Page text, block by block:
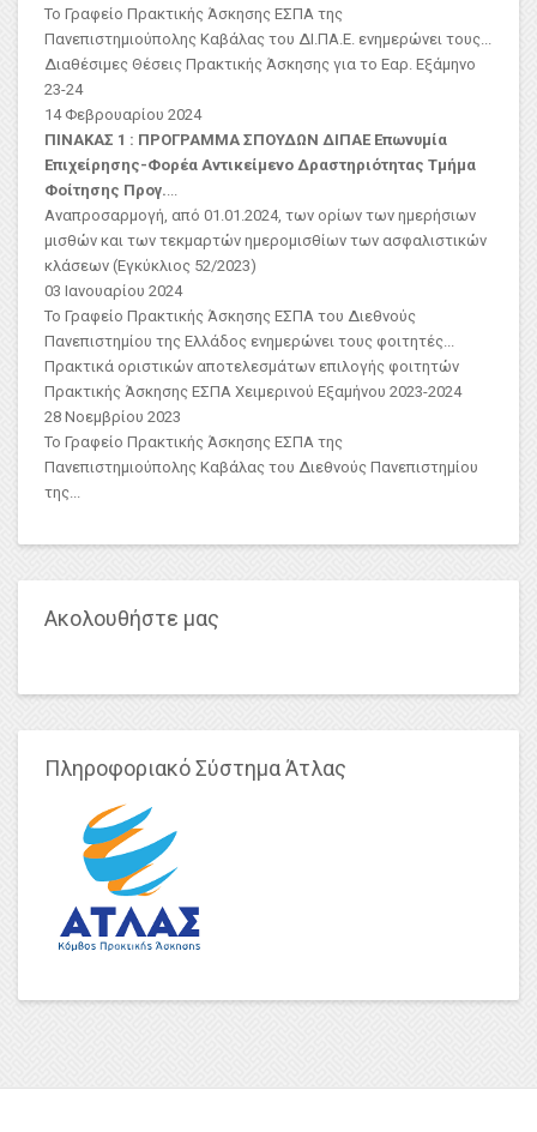
Το Γραφείο Πρακτικής Άσκησης ΕΣΠΑ της
Πανεπιστημιούπολης Καβάλας του ΔΙ.ΠΑ.Ε. ενημερώνει τους...
Διαθέσιμες Θέσεις Πρακτικής Άσκησης για το Εαρ. Εξάμηνο
23-24
14 Φεβρουαρίου 2024
ΠΙΝΑΚΑΣ 1 : ΠΡΟΓΡΑΜΜΑ ΣΠΟΥΔΩΝ ΔΙΠΑΕ Επωνυμία
Επιχείρησης-Φορέα Αντικείμενο Δραστηριότητας Τμήμα
Φοίτησης Προγ....
Αναπροσαρμογή, από 01.01.2024, των ορίων των ημερήσιων
μισθών και των τεκμαρτών ημερομισθίων των ασφαλιστικών
κλάσεων (Εγκύκλιος 52/2023)
03 Ιανουαρίου 2024
Το Γραφείο Πρακτικής Άσκησης ΕΣΠΑ του Διεθνούς
Πανεπιστημίου της Ελλάδος ενημερώνει τους φοιτητές...
Πρακτικά οριστικών αποτελεσμάτων επιλογής φοιτητών
Πρακτικής Άσκησης ΕΣΠΑ Χειμερινού Εξαμήνου 2023-2024
28 Νοεμβρίου 2023
Το Γραφείο Πρακτικής Άσκησης ΕΣΠΑ της
Πανεπιστημιούπολης Καβάλας του Διεθνούς Πανεπιστημίου
της...
Ακολουθήστε μας
Πληροφοριακό Σύστημα Άτλας